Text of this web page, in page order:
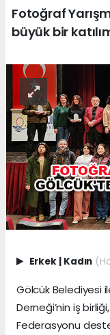
Fotoğraf
büyük bir
Erkek | Kadın
Gölcük Belediyesi
Derneği’nin iş
Federasyonu